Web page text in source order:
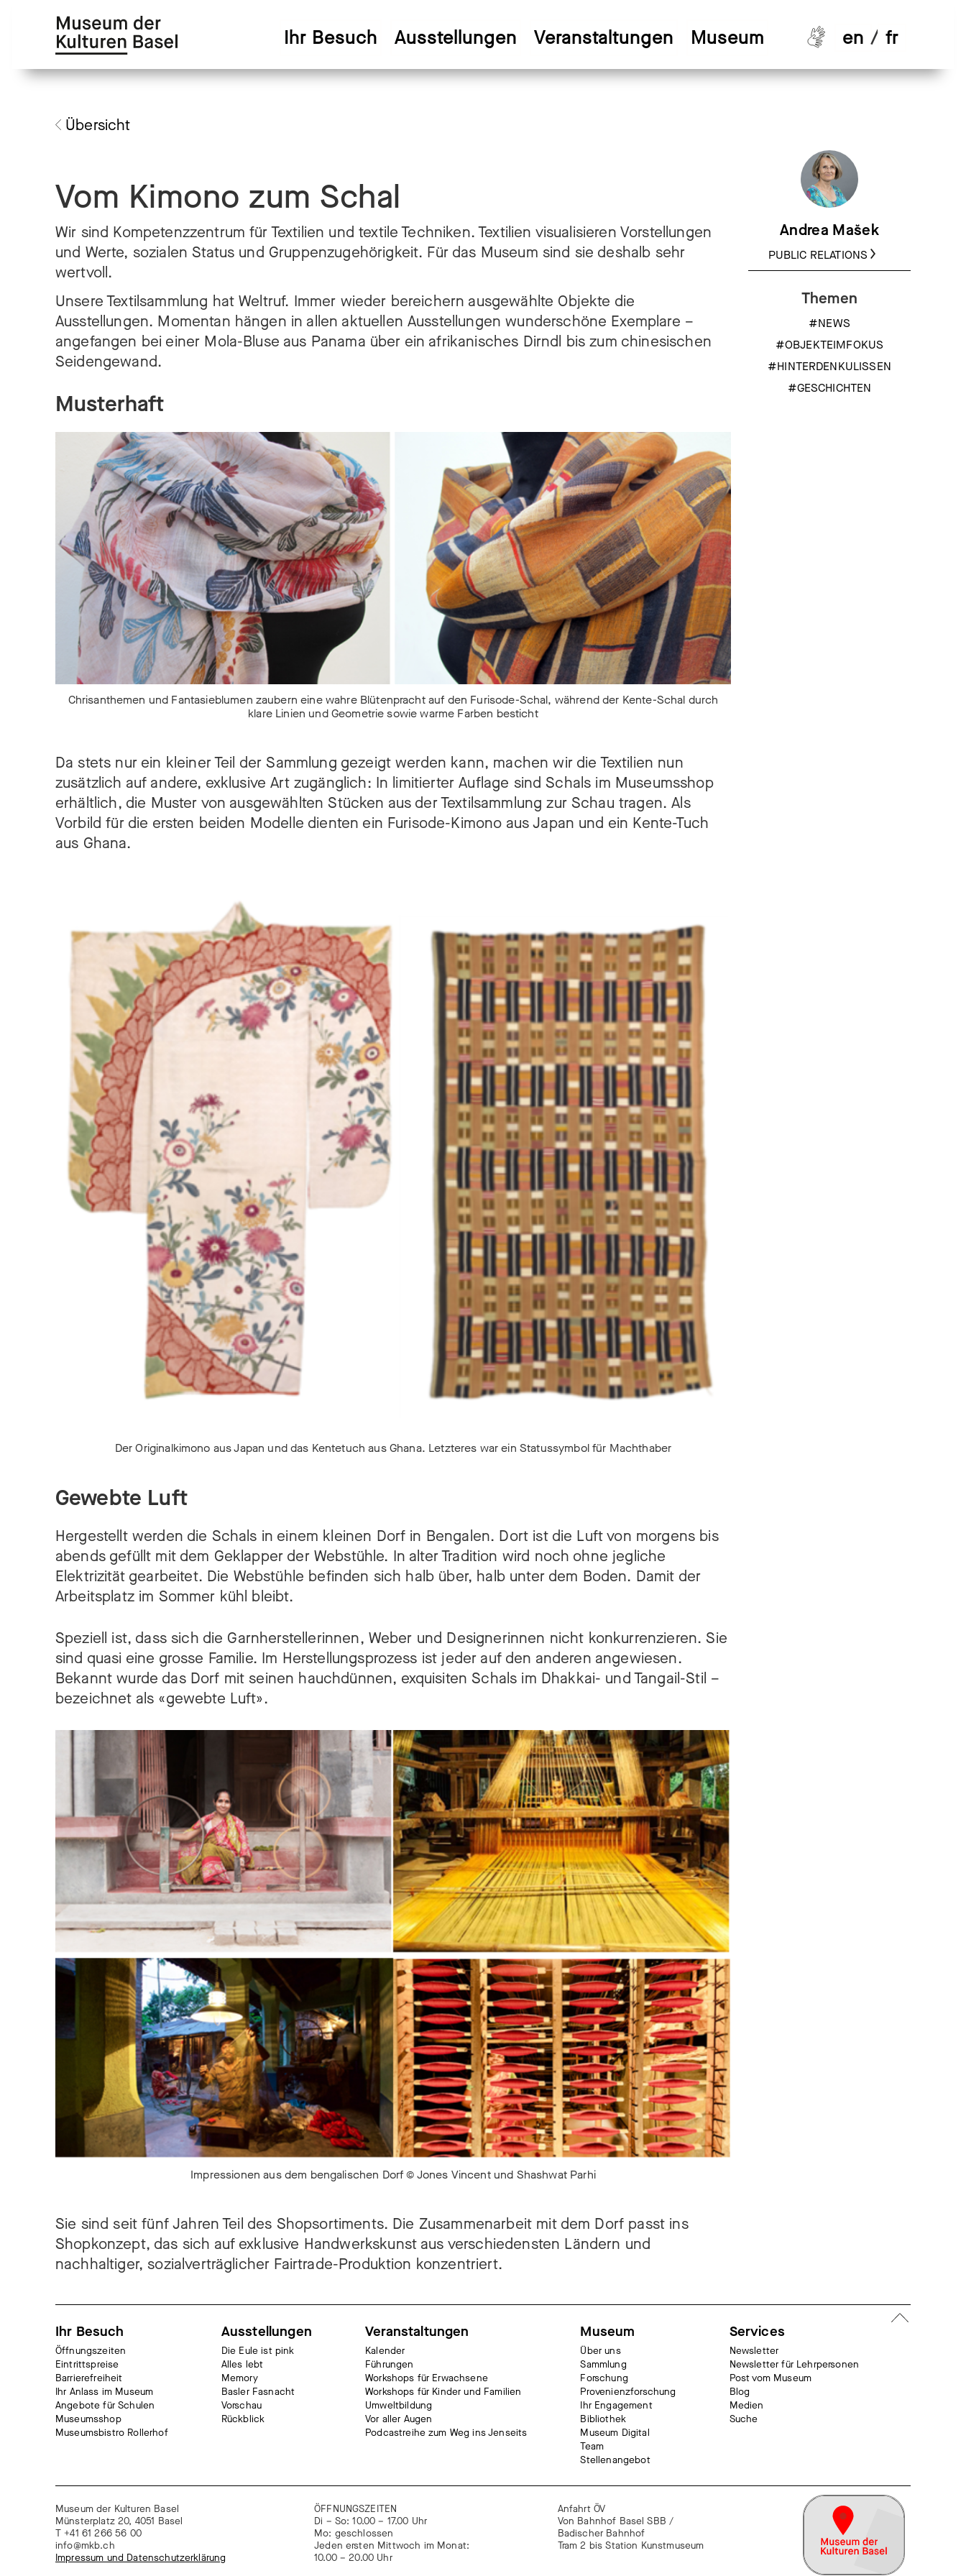
Hauptnavigation
springen
Hauptinhalt
springen
Ihr Besuch Ausstellungen Veranstaltungen Museum en / fr
Übersicht
Vom Kimono zum Schal
Wir sind Kompetenzzentrum für Textilien und textile Techniken. Textilien visualisieren Vorstellungen
und Werte, sozialen Status und Gruppenzugehörigkeit. Für das Museum sind sie deshalb sehr
wertvoll.
Unsere Textilsammlung hat Weltruf. Immer wieder bereichern ausgewählte Objekte die
Ausstellungen. Momentan hängen in allen aktuellen Ausstellungen wunderschöne Exemplare –
angefangen bei einer Mola-Bluse aus Panama über ein afrikanisches Dirndl bis zum chinesischen
Seidengewand.
Musterhaft
Chrisanthemen und Fantasieblumen zaubern eine wahre Blütenpracht auf den Furisode-Schal, während der Kente-Schal durch
klare Linien und Geometrie sowie warme Farben besticht
Da stets nur ein kleiner Teil der Sammlung gezeigt werden kann, machen wir die Textilien nun
zusätzlich auf andere, exklusive Art zugänglich: In limitierter Auflage sind Schals im Museumsshop
erhältlich, die Muster von ausgewählten Stücken aus der Textilsammlung zur Schau tragen. Als
Vorbild für die ersten beiden Modelle dienten ein Furisode-Kimono aus Japan und ein Kente-Tuch
aus Ghana.
Der Originalkimono aus Japan und das Kentetuch aus Ghana. Letzteres war ein Statussymbol für Machthaber
Gewebte Luft
Hergestellt werden die Schals in einem kleinen Dorf in Bengalen. Dort ist die Luft von morgens bis
abends gefüllt mit dem Geklapper der Webstühle. In alter Tradition wird noch ohne jegliche
Elektrizität gearbeitet. Die Webstühle befinden sich halb über, halb unter dem Boden. Damit der
Arbeitsplatz im Sommer kühl bleibt.
Speziell ist, dass sich die Garnherstellerinnen, Weber und Designerinnen nicht konkurrenzieren. Sie
sind quasi eine grosse Familie. Im Herstellungsprozess ist jeder auf den anderen angewiesen.
Bekannt wurde das Dorf mit seinen hauchdünnen, exquisiten Schals im Dhakkai- und Tangail-Stil –
bezeichnet als «gewebte Luft».
Impressionen aus dem bengalischen Dorf © Jones Vincent und Shashwat Parhi
Sie sind seit fünf Jahren Teil des Shopsortiments. Die Zusammenarbeit mit dem Dorf passt ins
Shopkonzept, das sich auf exklusive Handwerkskunst aus verschiedensten Ländern und
nachhaltiger, sozialverträglicher Fairtrade-Produktion konzentriert.
Andrea Mašek
PUBLIC RELATIONS
Themen
#NEWS
#OBJEKTEIMFOKUS
#HINTERDENKULISSEN
#GESCHICHTEN
Ihr Besuch
Öffnungszeiten
Eintrittspreise
Barrierefreiheit
Ihr Anlass im Museum
Angebote für Schulen
Museumsshop
Museumsbistro Rollerhof
Ausstellungen
Die Eule ist pink
Alles lebt
Memory
Basler Fasnacht
Vorschau
Rückblick
Veranstaltungen
Kalender
Führungen
Workshops für Erwachsene
Workshops für Kinder und Familien
Umweltbildung
Vor aller Augen
Podcastreihe zum Weg ins Jenseits
Museum
Über uns
Sammlung
Forschung
Provenienzforschung
Ihr Engagement
Bibliothek
Museum Digital
Team
Stellenangebot
Services
Newsletter
Newsletter für Lehrpersonen
Post vom Museum
Blog
Medien
Suche
Museum der Kulturen Basel
Münsterplatz 20, 4051 Basel
T +41 61 266 56 00
info@mkb.ch
Impressum und Datenschutzerklärung
ÖFFNUNGSZEITEN
Di – So: 10.00 – 17.00 Uhr
Mo: geschlossen
Jeden ersten Mittwoch im Monat:
10.00 – 20.00 Uhr
Anfahrt ÖV
Von Bahnhof Basel SBB /
Badischer Bahnhof
Tram 2 bis Station Kunstmuseum